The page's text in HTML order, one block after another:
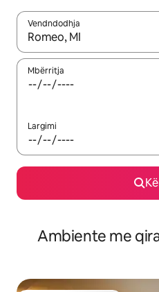
Vendndodhja
Kur rezultatet të jenë të
Mbërritja
Largimi
Ambiente me